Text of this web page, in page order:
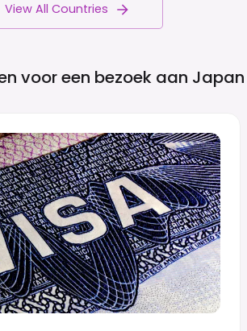
View All Countries
voor een bezoek aan Japan